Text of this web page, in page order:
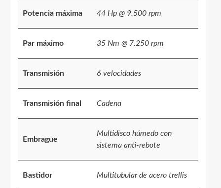
Potencia máxima 44 Hp @ 9.500 rpm
Par máximo 35 Nm @ 7.250 rpm
Transmisión 6 velocidades
Transmisión final Cadena
Embrague
Multidisco húmedo con
sistema anti-rebote
Bastidor Multitubular de acero trellis